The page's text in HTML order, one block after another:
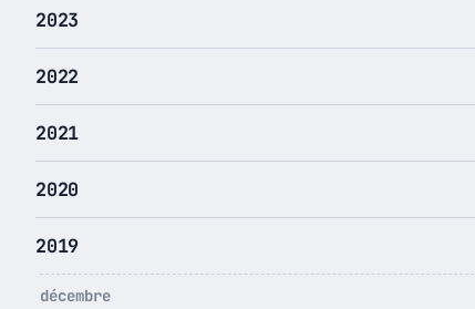
2023
2022
2021
2020
2019
décembre